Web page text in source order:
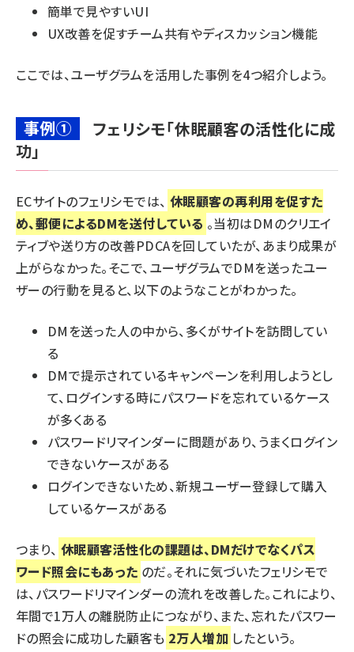
簡単で見やすいUI
UX改善を促すチーム共有やディスカッション機能
ここでは、ユーザグラムを活用した事例を4つ紹介しよう。
事例①
フェリシモ「休眠顧客の活性化に成
功」
ECサイトのフェリシモでは、 休眠顧客の再利用を促すた
め、郵便によるDMを送付している 。当初はDMのクリエイ
ティブや送り方の改善PDCAを回していたが、あまり成果が
上がらなかった。そこで、ユーザグラムでDMを送ったユー
ザーの行動を見ると、以下のようなことがわかった。
DMを送った人の中から、多くがサイトを訪問してい
る
DMで提示されているキャンペーンを利用しようとし
て、ログインする時にパスワードを忘れているケース
が多くある
パスワードリマインダーに問題があり、うまくログイン
できないケースがある
ログインできないため、新規ユーザー登録して購入
しているケースがある
つまり、 休眠顧客活性化の課題は、DMだけでなくパス
ワード照会にもあった のだ。それに気づいたフェリシモで
は、パスワードリマインダーの流れを改善した。これにより、
年間で1万人の離脱防止につながり、また、忘れたパスワー
ドの照会に成功した顧客も 2万人増加 したという。